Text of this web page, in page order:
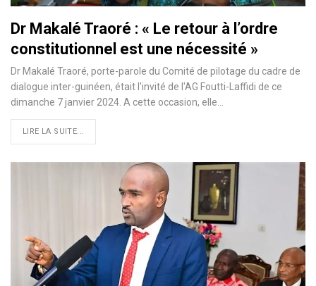
Dr Makalé Traoré : « Le retour à l’ordre
constitutionnel est une nécessité »
Dr Makalé Traoré, porte-parole du Comité de pilotage du cadre de
dialogue inter-guinéen, était l'invité de l'AG Foutti-Laffidi de ce
dimanche 7 janvier 2024. A cette occasion, elle…
LIRE LA SUITE...